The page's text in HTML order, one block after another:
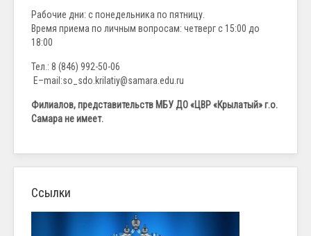
Рабочие дни: с понедельника по пятницу.
Время приема по личным вопросам: четверг с 15:00 до
18:00
Тел.: 8 (846) 992-50-06
E–mail:so_sdo.krilatiy@samara.edu.ru
Филиалов, представительств МБУ ДО «ЦВР «Крылатый» г.о.
Самара не имеет.
Ссылки